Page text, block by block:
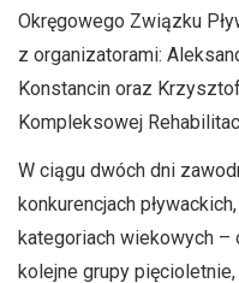
Okręgowego Związku
z organizatorami:
Konstancin oraz
Kompleksowej
W ciągu dwóch dni
konkurencjach
kategoriach wiekowych –
kolejne grupy